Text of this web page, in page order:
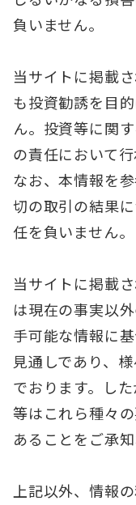
負いません。
当サイトに掲載
も投資勧誘を目
ん。投資等に関
の責任において
なお、本情報を
切の取引の結果
任を負いません。
当サイトに掲載
は現在の事実以
手可能な情報に
見通しであり、
でおります。し
等はこれら種々
あることをご承
上記以外、情報